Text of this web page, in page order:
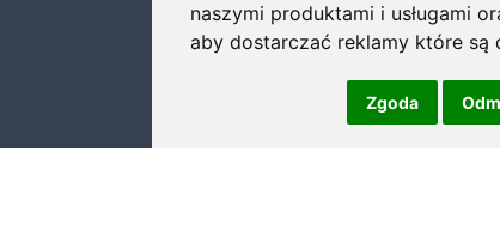
naszymi produktami i usługami
aby dostarczać reklamy które są
Zgoda